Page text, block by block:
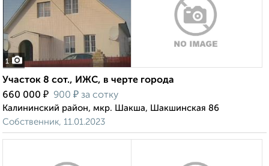
1
Участок 8 сот., ИЖС, в черте города
660 000 ₽ 900 ₽ за сотку
Калининский район, мкр. Шакша, Шакшинская 86
Собственник, 11.01.2023